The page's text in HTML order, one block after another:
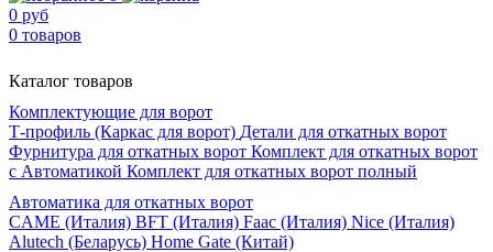
0 руб
0 товаров
Каталог товаров
Комплектующие для ворот
Т-профиль (Каркас для ворот) Детали для откатных ворот
Фурнитура для откатных ворот Комплект для откатных ворот
с Автоматикой Комплект для откатных ворот полный
Автоматика для откатных ворот
CAME (Италия) BFT (Италия) Faac (Италия) Nice (Италия)
Alutech (Беларусь) Home Gate (Китай)